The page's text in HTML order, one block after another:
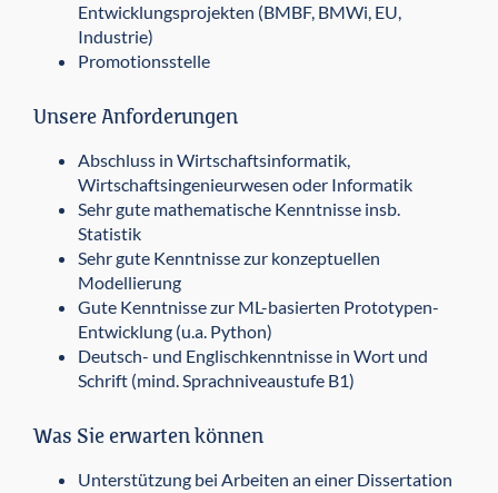
Entwicklungsprojekten (BMBF, BMWi, EU,
Industrie)
Promotionsstelle
Unsere Anforderungen
Abschluss in Wirtschaftsinformatik,
Wirtschaftsingenieurwesen oder Informatik
Sehr gute mathematische Kenntnisse insb.
Statistik
Sehr gute Kenntnisse zur konzeptuellen
Modellierung
Gute Kenntnisse zur ML-basierten Prototypen-
Entwicklung (u.a. Python)
Deutsch- und Englischkenntnisse in Wort und
Schrift (mind. Sprachniveaustufe B1)
Was Sie erwarten können
Unterstützung bei Arbeiten an einer Dissertation